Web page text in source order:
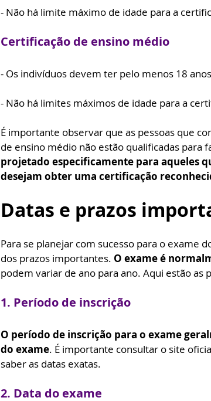
- Não há limite máximo de idade para a
Certificação de ensino médio
- Os indivíduos devem ter pelo menos 18
- Não há limites máximos de idade para a
É importante observar que as pessoas que
de ensino médio não estão qualificadas para
projetado especificamente para aqueles
desejam obter uma certificação
Datas e prazos
Para se planejar com sucesso para o exame
dos prazos importantes. O exame é
podem variar de ano para ano. Aqui estão
1. Período de inscrição
O período de inscrição para o exame
do exame. É importante consultar o site
saber as datas exatas.
2. Data do exame